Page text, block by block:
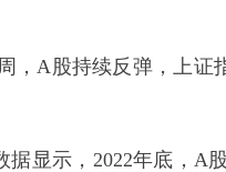
A股持续反弹，上证
示，2022年底，A股